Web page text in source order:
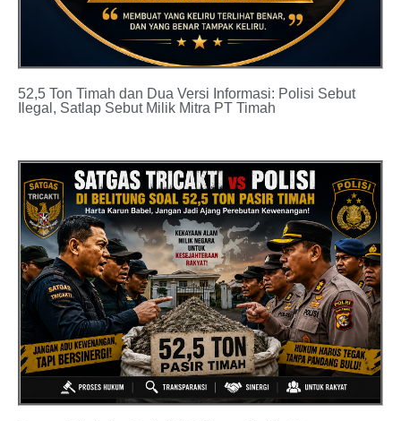
52,5 Ton Timah dan Dua Versi Informasi: Polisi Sebut
Ilegal, Satlap Sebut Milik Mitra PT Timah